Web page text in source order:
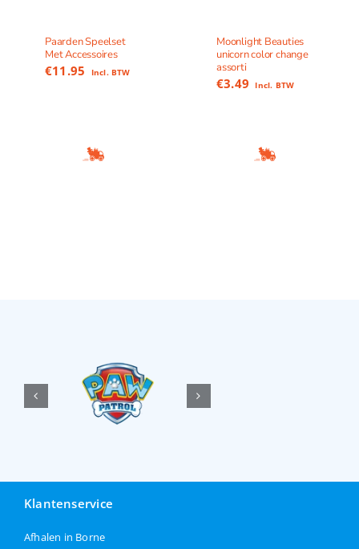
Paarden Speelset
Met Accessoires
€11.95 Incl. BTW
Moonlight Beauties
unicorn color change
assorti
€3.49 Incl. BTW
Klantenservice
Afhalen in Borne